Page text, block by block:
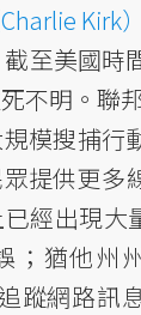
Kirk
至美國時
不明。聯
模搜捕行
提供更多
經出現大
；猶他州
蹤網路訊